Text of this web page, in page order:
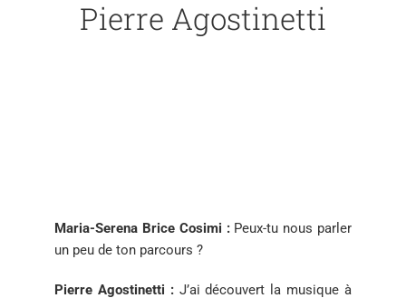
Pierre Agostinetti
Maria-Serena Brice Cosimi : Peux-tu nous parler
un peu de ton parcours ?
Pierre Agostinetti : J’ai découvert la musique à